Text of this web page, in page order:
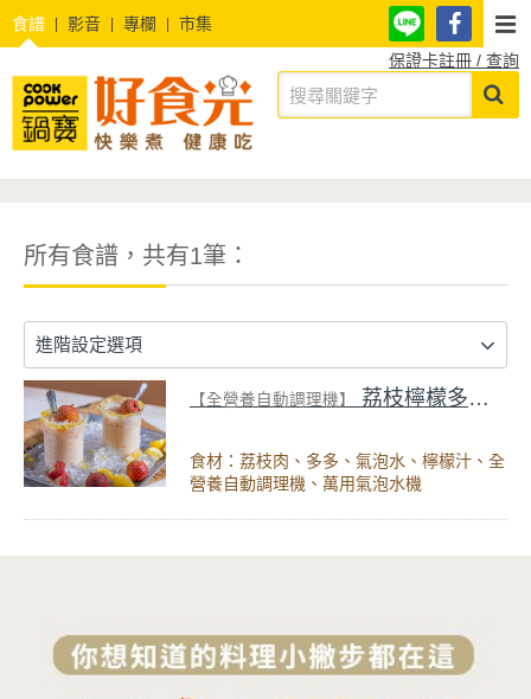
食譜 影音 專欄
市集
保證卡註冊 / 查詢
所有食譜，共有1筆：
進階設定選項
【全營養自動調理機】 荔枝檸檬多多冰沙
食材：荔枝肉、多多、氣泡水、檸檬汁、全
營養自動調理機、萬用氣泡水機